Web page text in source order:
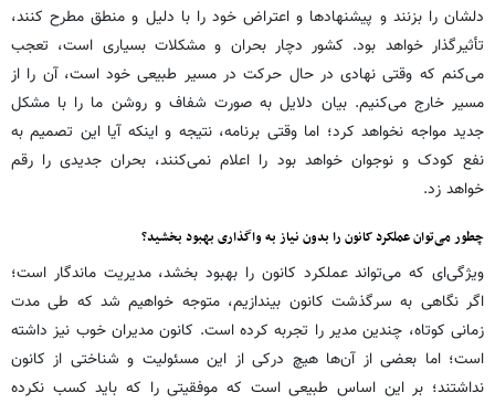
دلشان را بزنند و پیشنهادها و اعتراض خود را با دلیل و منطق مطرح کنند،
تأثیرگذار خواهد بود. کشور دچار بحران و مشکلات بسیاری است، تعجب
می‌کنم که وقتی نهادی در حال حرکت در مسیر طبیعی خود است، آن را از
مسیر خارج می‌کنیم. بیان دلایل به صورت شفاف و روشن ما را با مشکل
جدید مواجه نخواهد کرد؛ اما وقتی برنامه، نتیجه و اینکه آیا این تصمیم به
نفع کودک و نوجوان خواهد بود را اعلام نمی‌کنند، بحران جدیدی را رقم
خواهد زد.
چطور می‌توان عملکرد کانون را بدون نیاز به واگذاری بهبود بخشید؟
ویژگی‌ای که می‌تواند عملکرد کانون را بهبود بخشد، مدیریت ماندگار است؛
اگر نگاهی به سرگذشت کانون بیندازیم، متوجه خواهیم شد که طی مدت
زمانی کوتاه، چندین مدیر را تجربه کرده است. کانون مدیران خوب نیز داشته
است؛ اما بعضی از آن‌ها هیچ درکی از این مسئولیت و شناختی از کانون
نداشتند؛ بر این اساس طبیعی است که موفقیتی را که باید کسب نکرده